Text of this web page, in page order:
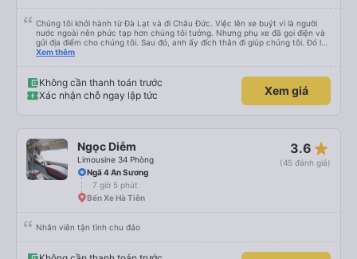
Chúng tôi khởi hành từ Đà Lạt và đi Châu Đức. Việc lên xe buýt vì là người
nước ngoài nên phức tạp hơn chúng tôi tưởng. Nhưng phụ xe đã gọi điện và
gửi địa điểm cho chúng tôi. Sau đó, anh ấy đích thân đi giúp chúng tôi. Đó là
lần đầu tiên đi xe giường nằm với hai đứa trẻ nhỏ khá thú vị. Chúng tôi không
điểm dừng, họ đánh thức chúng tôi dậy và đảm bảo chúng tôi đã sẵn sàng.
Nhìn chung, đó là một trải nghiệm tốt. Mỗi giường đều có gối và chăn, và đủ
chỗ cho 1 người lớn và 1 trẻ em nằm thoải mái.
Xem thêm
Không cần thanh toán trước
Xác nhận chỗ ngay lập tức
Xem giá
Ngọc Diễm
Limousine 34 Phòng
3.6 star_rate
(45 đánh giá)
Ngã 4 An Sương
7 giờ 5 phút
Bến Xe Hà Tiên
Nhân viên tận tình chu đáo